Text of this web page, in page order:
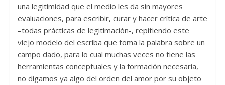
una legitimidad que el medio les da sin mayores
evaluaciones, para escribir, curar y hacer crítica de arte
–todas prácticas de legitimación-, repitiendo este
viejo modelo del escriba que toma la palabra sobre un
campo dado, para lo cual muchas veces no tiene las
herramientas conceptuales y la formación necesaria,
no digamos ya algo del orden del amor por su objeto